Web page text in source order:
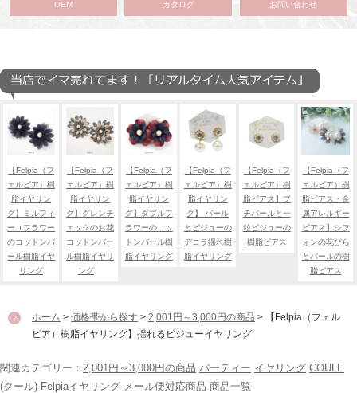
OEM カタログ お問い合わせ
【Felpia（フ
ェルピア）樹
脂イヤリン
グ】ミルフィ
ーユフラワー
のコットンパ
ール樹脂イヤ
リング
【Felpia（フ
ェルピア）樹
脂イヤリン
グ】グレンチ
ェックのお花
コットンパー
ル樹脂イヤリ
ング
【Felpia（フ
ェルピア）樹
脂イヤリン
グ】ダブルフ
ラワーのコッ
トンパール樹
脂イヤリング
【Felpia（フ
ェルピア）樹
脂イヤリン
グ】 パール
とビジューの
デコラ揺れ樹
脂イヤリング
【Felpia（フ
ェルピア）樹
脂ピアス】プ
チパールと一
粒ビジューの
樹脂ピアス
【Felpia（フ
ェルピア）樹
脂ピアス・金
属アレルギー
ピアス】シフ
ォンの花びら
とパールの樹
脂ピアス
ホーム > 価格帯から探す > 2,001円～3,000円の商品 > 【Felpia（フェル
ピア）樹脂イヤリング】揺れるビジューイヤリング
関連カテゴリー： 2,001円～3,000円の商品 パーティー イヤリング COULE
(クール) Felpiaイヤリング メール便対応商品 商品一覧